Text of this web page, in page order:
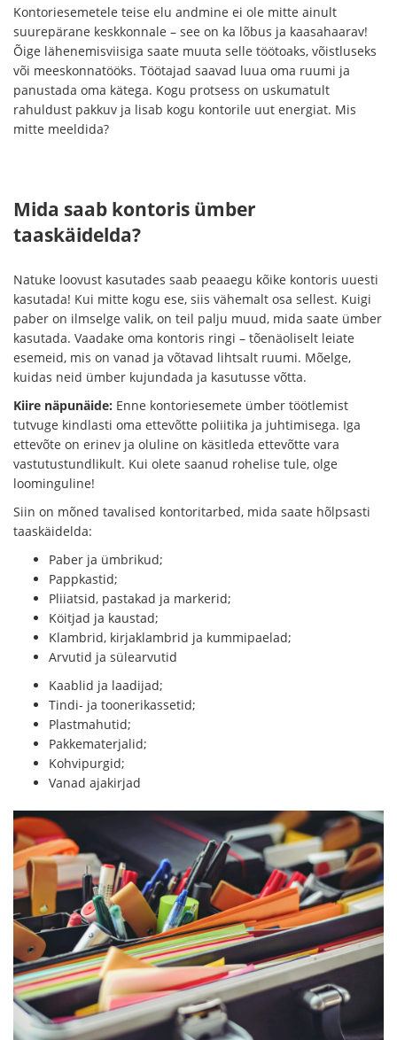
Kontoriesemetele teise elu andmine ei ole mitte ainult
suurepärane keskkonnale – see on ka lõbus ja kaasahaarav!
Õige lähenemisviisiga saate muuta selle töötoaks, võistluseks
või meeskonnatööks. Töötajad saavad luua oma ruumi ja
panustada oma kätega. Kogu protsess on uskumatult
rahuldust pakkuv ja lisab kogu kontorile uut energiat. Mis
mitte meeldida?
Mida saab kontoris ümber
taaskäidelda?
Natuke loovust kasutades saab peaaegu kõike kontoris uuesti
kasutada! Kui mitte kogu ese, siis vähemalt osa sellest. Kuigi
paber on ilmselge valik, on teil palju muud, mida saate ümber
kasutada. Vaadake oma kontoris ringi – tõenäoliselt leiate
esemeid, mis on vanad ja võtavad lihtsalt ruumi. Mõelge,
kuidas neid ümber kujundada ja kasutusse võtta.
Kiire näpunäide: Enne kontoriesemete ümber töötlemist
tutvuge kindlasti oma ettevõtte poliitika ja juhtimisega. Iga
ettevõte on erinev ja oluline on käsitleda ettevõtte vara
vastutustundlikult. Kui olete saanud rohelise tule, olge
loominguline!
Siin on mõned tavalised kontoritarbed, mida saate hõlpsasti
taaskäidelda:
Paber ja ümbrikud;
Pappkastid;
Pliiatsid, pastakad ja markerid;
Köitjad ja kaustad;
Klambrid, kirjaklambrid ja kummipaelad;
Arvutid ja sülearvutid
Kaablid ja laadijad;
Tindi- ja toonerikassetid;
Plastmahutid;
Pakkematerjalid;
Kohvipurgid;
Vanad ajakirjad